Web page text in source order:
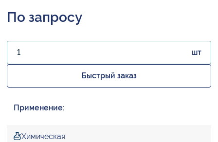
По запросу
шт
Быстрый заказ
Применение:
Химическая